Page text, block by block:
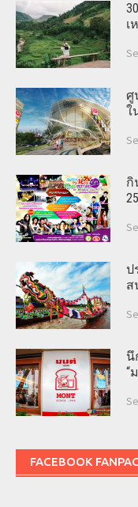
เ
ศู
ใ
กิ
ป
ส
นึ
“
FACEBOOK